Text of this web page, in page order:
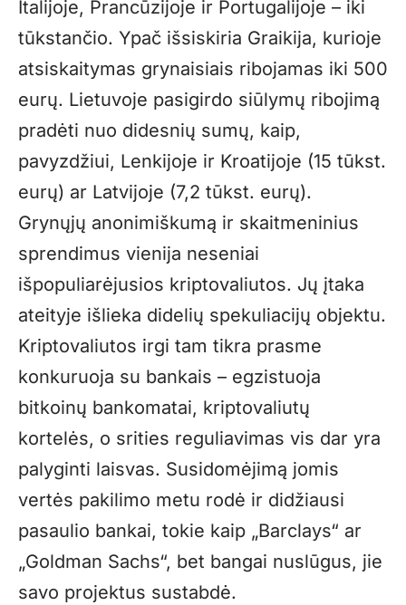
Italijoje, Prancūzijoje ir Portugalijoje – iki
tūkstančio. Ypač išsiskiria Graikija, kurioje
atsiskaitymas grynaisiais ribojamas iki 500
eurų. Lietuvoje pasigirdo siūlymų ribojimą
pradėti nuo didesnių sumų, kaip,
pavyzdžiui, Lenkijoje ir Kroatijoje (15 tūkst.
eurų) ar Latvijoje (7,2 tūkst. eurų).
Grynųjų anonimiškumą ir skaitmeninius
sprendimus vienija neseniai
išpopuliarėjusios kriptovaliutos. Jų įtaka
ateityje išlieka didelių spekuliacijų objektu.
Kriptovaliutos irgi tam tikra prasme
konkuruoja su bankais – egzistuoja
bitkoinų bankomatai, kriptovaliutų
kortelės, o srities reguliavimas vis dar yra
palyginti laisvas. Susidomėjimą jomis
vertės pakilimo metu rodė ir didžiausi
pasaulio bankai, tokie kaip „Barclays“ ar
„Goldman Sachs“, bet bangai nuslūgus, jie
savo projektus sustabdė.